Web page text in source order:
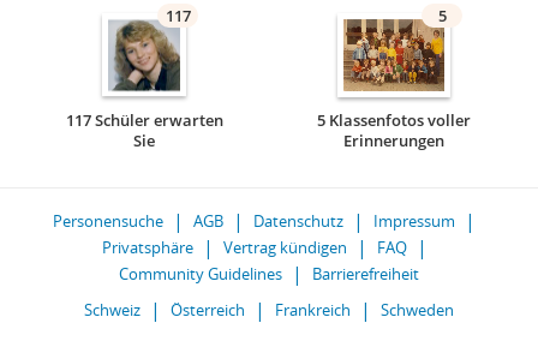
117
117 Schüler erwarten
Sie
5
5 Klassenfotos voller
Erinnerungen
Personensuche AGB Datenschutz
Impressum
Privatsphäre
Vertrag kündigen
FAQ
Community Guidelines
Barrierefreiheit
Schweiz
Österreich Frankreich Schweden